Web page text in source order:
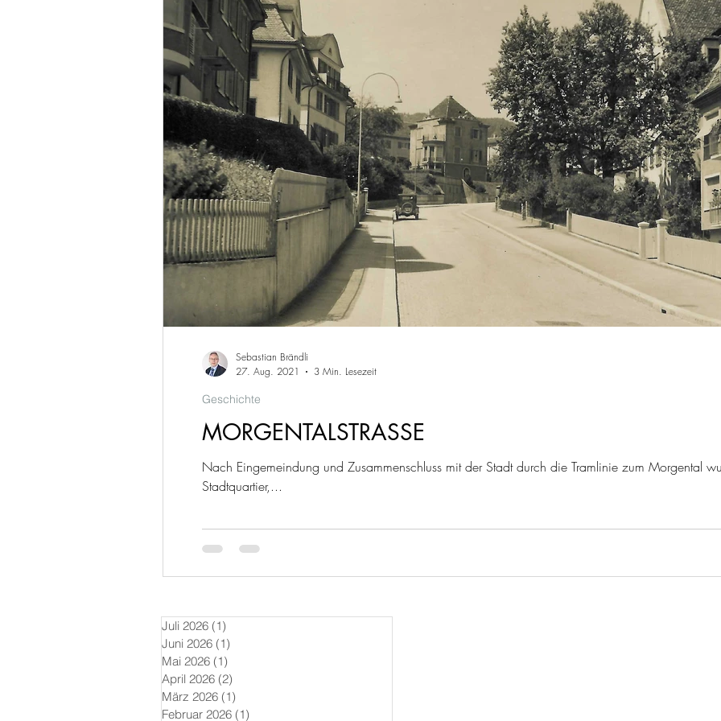
MORGENTALSTRASSE
Nach Eingemeindung und Zusammenschluss mit der Stadt durch die Tramlinie zum Morgental
Stadtquartier,...
Geschichte
Sebastian Brändli
27. Aug. 2021
3 Min. Lesezeit
Juli 2026 (1)
Juni 2026 (1)
Mai 2026 (1)
April 2026 (2)
März 2026 (1)
Februar 2026 (1)